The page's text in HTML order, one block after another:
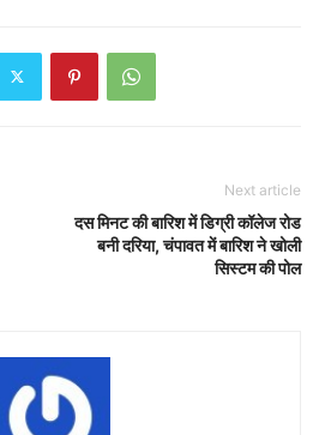
Next article
दस मिनट की बारिश में डिग्री कॉलेज रोड
बनी दरिया, चंपावत में बारिश ने खोली
सिस्टम की पोल